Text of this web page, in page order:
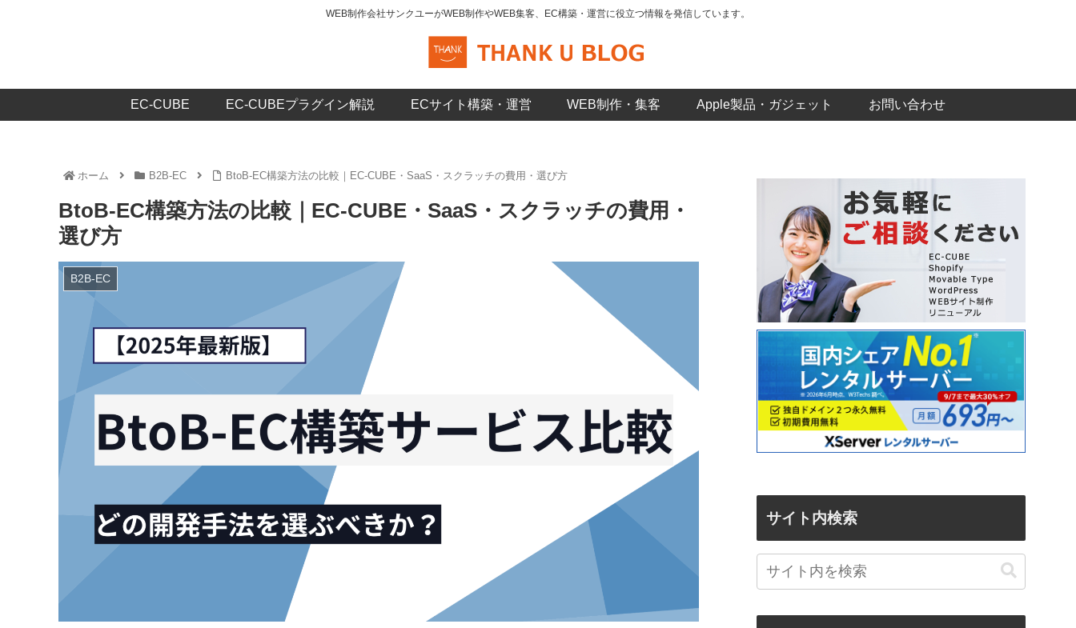
WEB制作会社サンクユーがWEB制作やWEB集客、EC構築・運営に役立つ情報を発信しています。
EC-CUBE EC-CUBEプラグイン解説 ECサイト構築・運営 WEB制作・集客 Apple製品・ガジェット お問い合わせ
ホーム B2B-EC BtoB-EC構築方法の比較｜EC-CUBE・SaaS・スクラッチの費用・選び方
BtoB-EC構築方法の比較｜EC-CUBE・SaaS・スクラッチの費用・
選び方
B2B-EC
サイト内検索